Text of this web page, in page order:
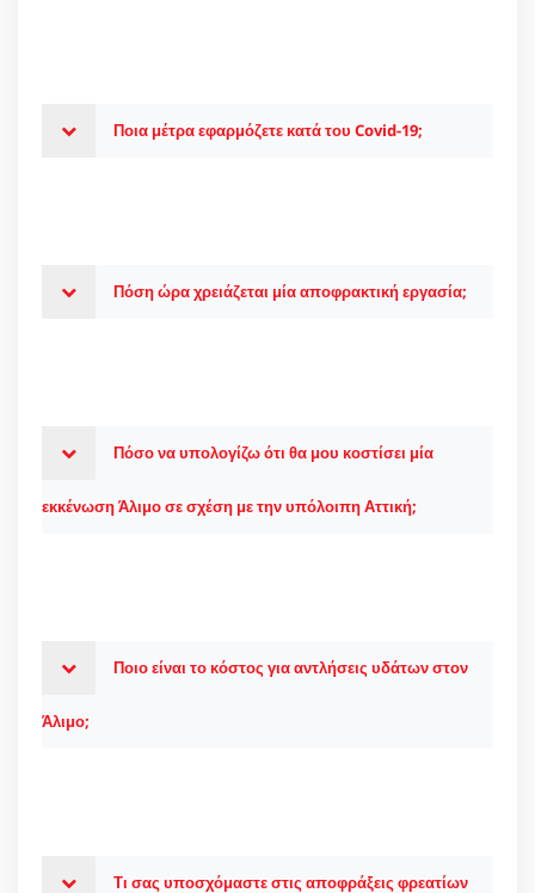
Ποια μέτρα εφαρμόζετε κατά του Covid-19;
Πόση ώρα χρειάζεται μία αποφρακτική εργασία;
Πόσο να υπολογίζω ότι θα μου κοστίσει μία
εκκένωση Άλιμο σε σχέση με την υπόλοιπη Αττική;
Ποιο είναι το κόστος για αντλήσεις υδάτων στον
Άλιμο;
Τι σας υποσχόμαστε στις αποφράξεις φρεατίων